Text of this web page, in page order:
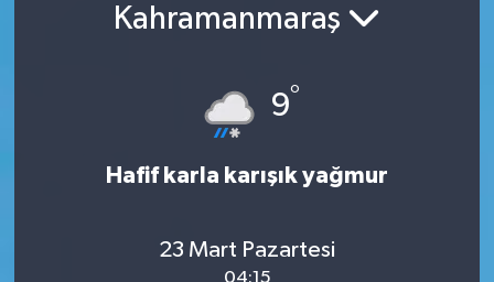
Kahramanmaraş
9°
Hafif karla karışık yağmur
23 Mart Pazartesi
04:15